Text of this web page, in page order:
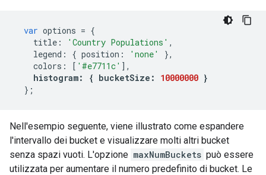
var options = {
title : 'Country Populations' ,
legend : { position : 'none'
},
colors : [ '#e7711c' ],
histogram: { bucketSize : 10000000 }
};
Nell'esempio seguente, viene illustrato come espandere
l'intervallo dei bucket e visualizzare molti altri bucket
senza spazi vuoti. L'opzione maxNumBuckets può essere
utilizzata per aumentare il numero predefinito di bucket. Le